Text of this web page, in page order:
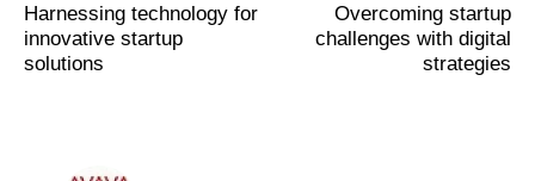
Harnessing technology for
innovative startup
solutions
Overcoming startup
challenges with digital
strategies